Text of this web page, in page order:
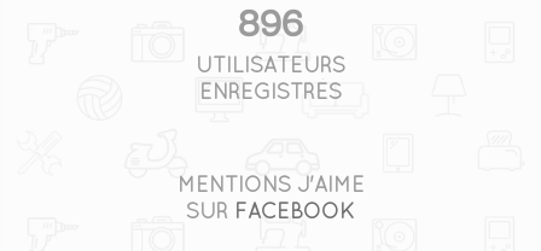
896
UTILISATEURS
ENREGISTRÉS
MENTIONS J'AIME
SUR FACEBOOK